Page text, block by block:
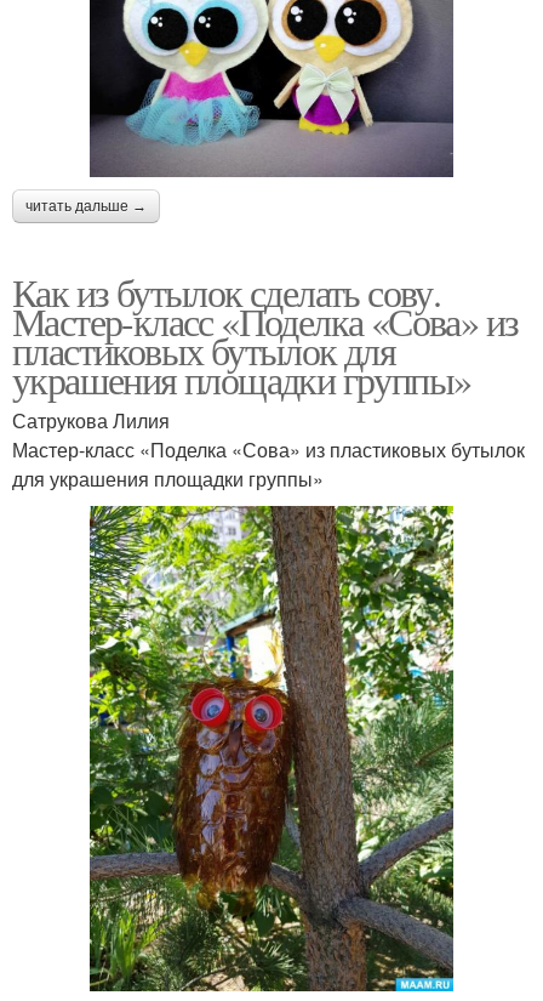
читать дальше →
Как из бутылок сделать сову.
Мастер-класс «Поделка «Сова» из
пластиковых бутылок для
украшения площадки группы»
Сатрукова Лилия
Мастер-класс «Поделка «Сова» из пластиковых бутылок
для украшения площадки группы»